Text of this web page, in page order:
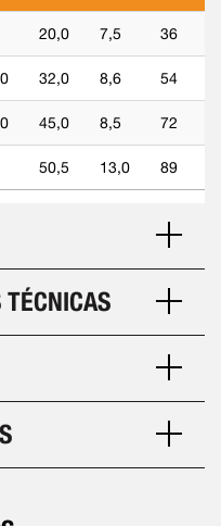
20,0 7,5 36
32,0 8,6 54
45,0 8,5 72
50,5 13,0 89
TÉCNICAS